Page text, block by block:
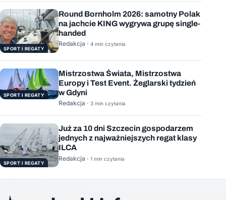
SPORT I REGATY
Round Bornholm 2026: samotny Polak
na jachcie KING wygrywa grupę single-
handed
Redakcja · 4 min czytania
SPORT I REGATY
Mistrzostwa Świata, Mistrzostwa
Europy i Test Event. Żeglarski tydzień
w Gdyni
Redakcja · 3 min czytania
SPORT I REGATY
Już za 10 dni Szczecin gospodarzem
jednych z najważniejszych regat klasy
ILCA
Redakcja · 1 min czytania